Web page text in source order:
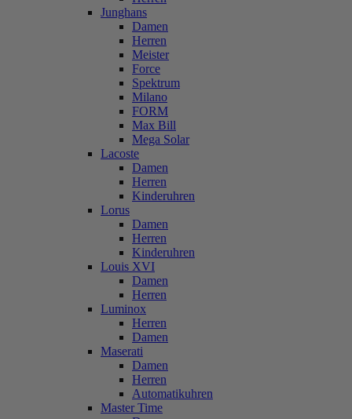
Junghans
Damen
Herren
Meister
Force
Spektrum
Milano
FORM
Max Bill
Mega Solar
Lacoste
Damen
Herren
Kinderuhren
Lorus
Damen
Herren
Kinderuhren
Louis XVI
Damen
Herren
Luminox
Herren
Damen
Maserati
Damen
Herren
Automatikuhren
Master Time